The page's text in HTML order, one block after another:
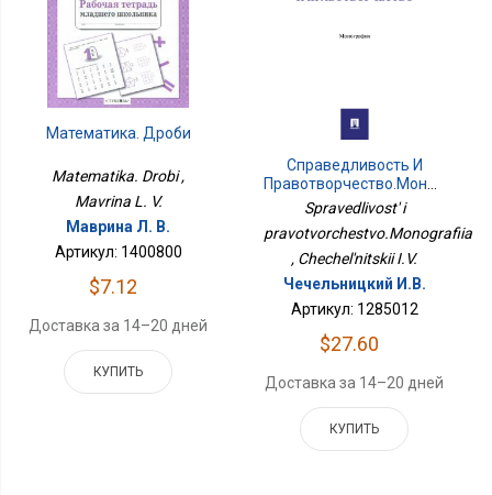
Математика. Дроби
Matematika. Drobi ,
Mavrina L. V.
Маврина Л. В.
Артикул: 1400800
$7.12
Доставка за 14–20 дней
КУПИТЬ
Справедливость И
Spravedlivost' i
pravotvorchestvo.Monografiia
, Chechel'nitskii I.V.
Чечельницкий И.В.
Артикул: 1285012
$27.60
Доставка за 14–20 дней
КУПИТЬ